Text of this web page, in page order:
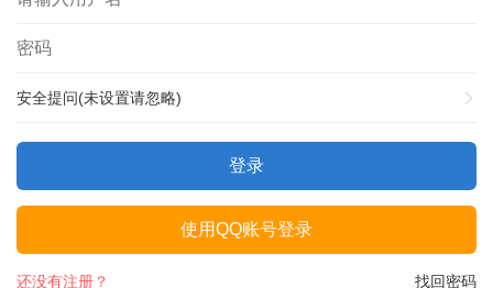
安全提问(未设置请忽略)
登录
使用QQ账号登录
找回密码
还没有注册？